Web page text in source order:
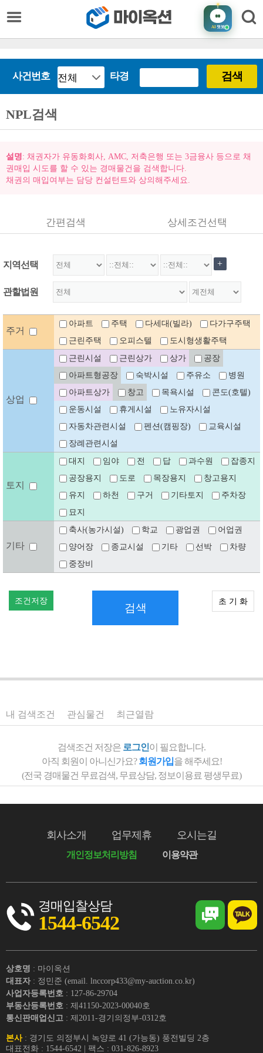
AI챗봇
사건번호 타경 검색
NPL검색
설명: 채권자가 유동화회사, AMC, 저축은행 또는 3금융사 등으로 채
권매입 시도를 할 수 있는 경매물건을 검색합니다.
채권의 매입여부는 담당 컨설턴트와 상의해주세요.
간편검색 상세조건선택
지역선택 +
관할법원
주거
아파트 주택 다세대(빌라)
다가구주택
근린주택
오피스텔 도시형생활주택
상업
근린시설 근린상가 상가
공장
아파트형공장
숙박시설 주유소
병원
아파트상가
창고 목욕시설
콘도(호텔)
운동시설
휴게시설
노유자시설
자동차관련시설
펜션(캠핑장)
교육시설
장례관련시설
토지
대지 임야 전 답 과수원
잡종지
공장용지
도로 목장용지
창고용지
유지
하천 구거 기타토지
주차장
묘지
기타
축사(농가시설) 학교 광업권
어업권
양어장
종교시설 기타 선박
차량
중장비
조건저장
검색
초 기 화
내 검색조건 관심물건 최근열람
검색조건 저장은 로그인이 필요합니다.
아직 회원이 아니신가요?회원가입을 해주세요!
(전국 경매물건 무료검색, 무료상담, 정보이용료 평생무료)
회사소개 업무제휴 오시는길
개인정보처리방침 이용약관
경매입찰상담
1544-6542
상호명 : 마이옥션
대표자 : 정민준 (email. lnccorp433@my-auction.co.kr)
사업자등록번호 : 127-86-29704
부동산등록번호 : 제41150-2023-00040호
통신판매업신고 : 제2011-경기의정부-0312호
본사: 경기도 의정부시 녹양로 41 (가능동) 풍전빌딩 2층
대표전화 : 1544-6542 | 팩스 : 031-826-8923